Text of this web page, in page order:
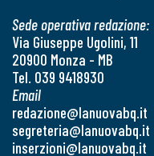
Sede operativa redazione:
Via Giuseppe Ugolini, 11
20900 Monza - MB
Tel. 039 9418930
Email
redazione@lanuovabq.it
segreteria@lanuovabq.it
inserzioni@lanuovabq.it